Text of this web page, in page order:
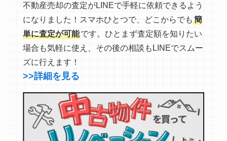
不動産売却の査定がLINEで手軽に依頼できるよう
になりました！スマホひとつで、どこからでも 簡
単に査定が可能です。ひとまず査定額を知りたい
場合も気軽に使え、その後の相談もLINEでスムー
ズに行えます！
>>詳細を見る